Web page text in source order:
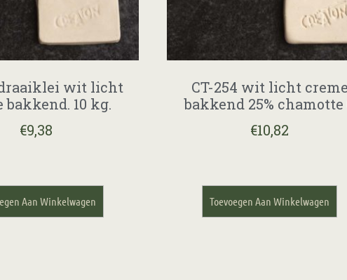
draaiklei wit licht
bakkend. 10 kg.
€9,38
Aan Winkelwagen
CT-254 wit licht creme
bakkend 25% chamotte
€10,82
Toevoegen Aan Winkelwagen